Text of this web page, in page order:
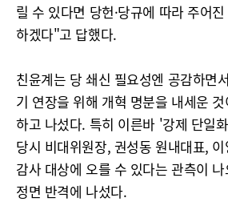
릴 수 있다면 당헌·당규에 따라 주어
하겠다"고 답했다.
친윤계는 당 쇄신 필요성엔 공감하면
기 연장을 위해 개혁 명분을 내세운
하고 나섰다. 특히 이른바 '강제 단일
당시 비대위원장, 권성동 원내대표,
감사 대상에 오를 수 있다는 관측이
정면 반격에 나섰다.